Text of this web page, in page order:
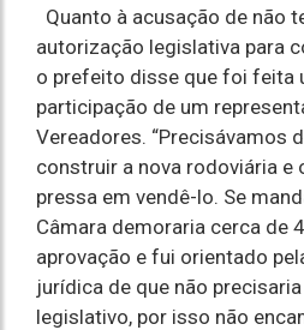
Quanto à acusação de não
autorização legislativa para
o prefeito disse que foi feita
participação de um
Vereadores. “Precisávamos
construir a nova rodoviária e
pressa em vendê-lo. Se
Câmara demoraria cerca de
aprovação e fui orientado
jurídica de que não
legislativo, por isso não